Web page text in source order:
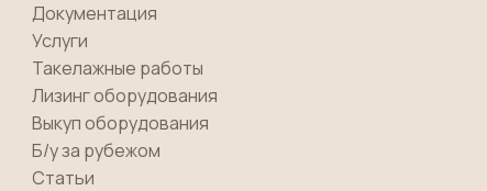
Документация
Услуги
Такелажные работы
Лизинг оборудования
Выкуп оборудования
Б/у за рубежом
Статьи